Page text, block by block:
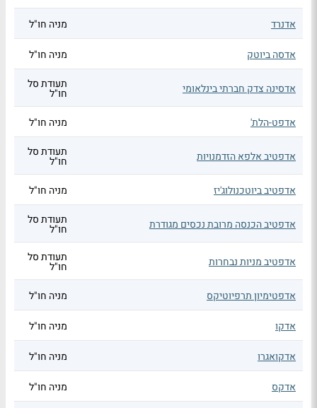
אדנרד מניה חו"ל
אדסה ביוטק מניה חו"ל
אדסינה צדק חברתי בינלאומי תעודת סל
חו"ל
אדפט-הלת'
מניה חו"ל
אדפטיב אלפא הזדמנויות תעודת סל
חו"ל
אדפטיב ביוטכנולוג'יז
מניה חו"ל
אדפטיב הכנסה מרובת נכסים מגודרת תעודת סל
חו"ל
אדפטיב מניות נבחרות תעודת סל
חו"ל
אדפטימיון תרפיוטיקס
מניה חו"ל
אדקו מניה חו"ל
אדקואגרו מניה חו"ל
אדקס מניה חו"ל